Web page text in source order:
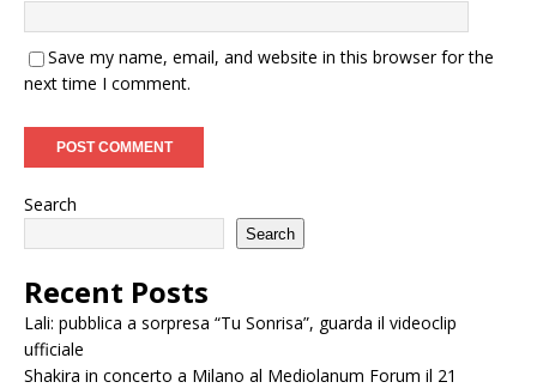
Save my name, email, and website in this browser for the
next time I comment.
Search
Search
Recent Posts
Lali: pubblica a sorpresa “Tu Sonrisa”, guarda il videoclip
ufficiale
Shakira in concerto a Milano al Mediolanum Forum il 21